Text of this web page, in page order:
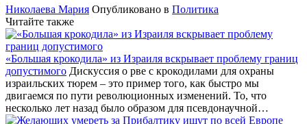
Николаева Мария Опубликовано в Политика
Читайте также
«Большая крокодила» из Израиля вскрывает проблему границ
допустимого Дискуссия о рве с крокодилами для охраны
израильских тюрем – это пример того, как быстро мы
двигаемся по пути революционных изменений. То, что
несколько лет назад было образом для псевдонаучной…